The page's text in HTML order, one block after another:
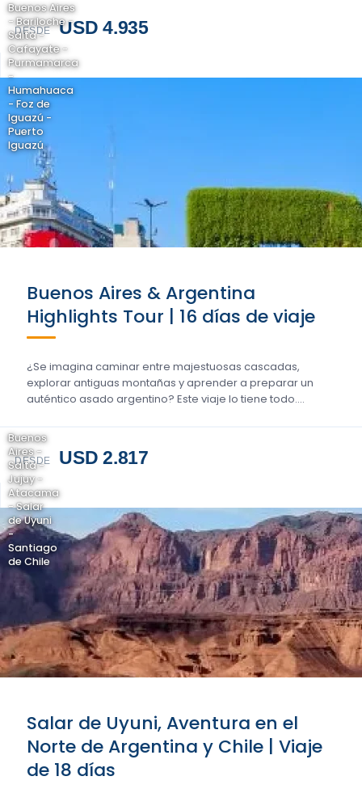
DESDE USD 4.935
Buenos Aires
- Bariloche -
Salta -
Cafayate -
Purmamarca
-
Humahuaca
- Foz de
Iguazú -
Puerto
Iguazú
Buenos Aires & Argentina
Highlights Tour | 16 días de viaje
¿Se imagina caminar entre majestuosas cascadas,
explorar antiguas montañas y aprender a preparar un
auténtico asado argentino? Este viaje lo tiene todo....
DESDE USD 2.817
Buenos
Aires -
Salta -
Jujuy -
Atacama
- Salar
de Uyuni
-
Santiago
de Chile
Salar de Uyuni, Aventura en el
Norte de Argentina y Chile | Viaje
de 18 días